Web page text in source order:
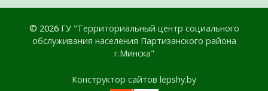
© 2026 ГУ "Территориальный центр социального
обслуживания населения Партизанского района
г.Минска"
Конструктор сайтов lepshy.by